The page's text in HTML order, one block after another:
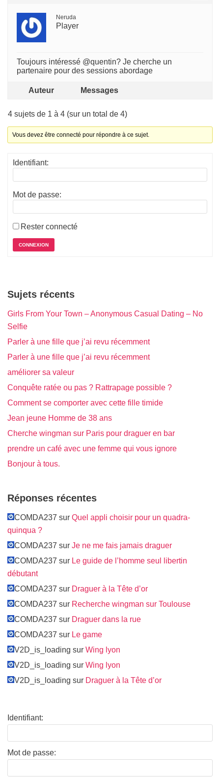
Neruda
Player
Toujours intéressé @quentin? Je cherche un
partenaire pour des sessions abordage
Auteur Messages
4 sujets de 1 à 4 (sur un total de 4)
Vous devez être connecté pour répondre à ce sujet.
Identifiant:
Mot de passe:
Rester connecté
CONNEXION
Sujets récents
Girls From Your Town – Anonymous Casual Dating – No
Selfie
Parler à une fille que j’ai revu récemment
Parler à une fille que j’ai revu récemment
améliorer sa valeur
Conquête ratée ou pas ? Rattrapage possible ?
Comment se comporter avec cette fille timide
Jean jeune Homme de 38 ans
Cherche wingman sur Paris pour draguer en bar
prendre un café avec une femme qui vous ignore
Bonjour à tous.
Réponses récentes
COMDA237 sur Quel appli choisir pour un quadra-
quinqua ?
COMDA237 sur Je ne me fais jamais draguer
COMDA237 sur Le guide de l’homme seul libertin
débutant
COMDA237 sur Draguer à la Tête d’or
COMDA237 sur Recherche wingman sur Toulouse
COMDA237 sur Draguer dans la rue
COMDA237 sur Le game
V2D_is_loading sur Wing lyon
V2D_is_loading sur Wing lyon
V2D_is_loading sur Draguer à la Tête d’or
Identifiant:
Mot de passe: